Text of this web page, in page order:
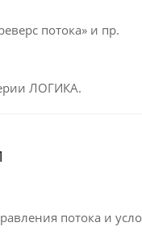
потока» и пр.
ЛОГИКА.
потока и